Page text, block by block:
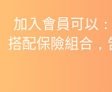
加入會員可以
搭配保險組合